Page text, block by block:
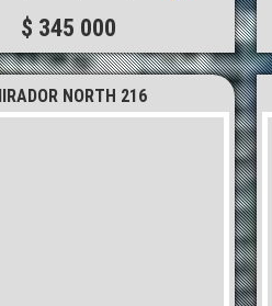
$ 345 000
NORTH 216